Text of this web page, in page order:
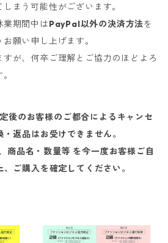
まう可能性がございます。
業期間中はPayPal以外の決済方法を
願い申し上げます。
すが、何卒ご理解とご協力のほどよろ
後のお客様のご都合によるキャンセ
返品はお受けできません。
商品名・数量等 を今一度お客様ご自
ご購入を確定してください。